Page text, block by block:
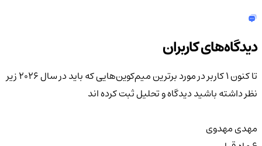
دیدگاه‌های کاربران
تا کنون 1 کاربر در مورد
برترین میم‌کوین‌هایی که باید در سال ۲۰۲۶ زیر
نظر داشته باشیددیدگاه و تحلیل ثبت کرده اند
مهدی مهدوی